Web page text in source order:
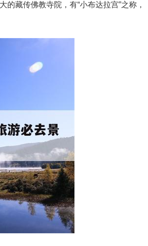
藏传佛教寺院，有“小布达拉宫”之称，